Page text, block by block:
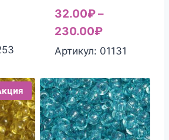
32.00₽–
230.00₽
Артикул: 01131